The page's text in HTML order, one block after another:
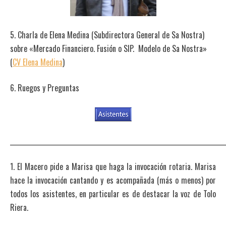
5. Charla de Elena Medina (Subdirectora General de Sa Nostra)
sobre «Mercado Financiero. Fusión o SIP. Modelo de Sa Nostra»
(CV Elena Medina)
6. Ruegos y Preguntas
1. El Macero pide a Marisa que haga la invocación rotaria. Marisa
hace la invocación cantando y es acompañada (más o menos) por
todos los asistentes, en particular es de destacar la voz de Tolo
Riera.